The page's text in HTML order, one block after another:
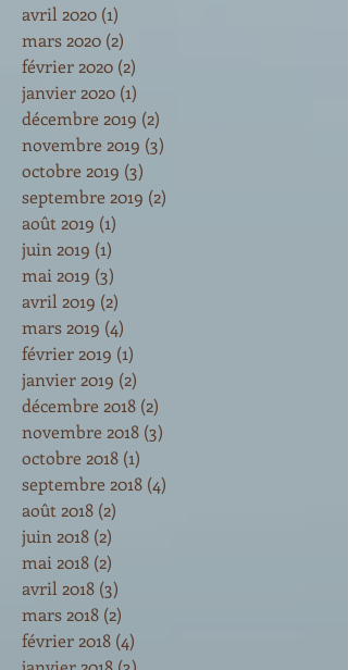
avril 2020 (1)
mars 2020 (2)
février 2020 (2)
janvier 2020 (1)
décembre 2019 (2)
novembre 2019 (3)
octobre 2019 (3)
septembre 2019 (2)
août 2019 (1)
juin 2019 (1)
mai 2019 (3)
avril 2019 (2)
mars 2019 (4)
février 2019 (1)
janvier 2019 (2)
décembre 2018 (2)
novembre 2018 (3)
octobre 2018 (1)
septembre 2018 (4)
août 2018 (2)
juin 2018 (2)
mai 2018 (2)
avril 2018 (3)
mars 2018 (2)
février 2018 (4)